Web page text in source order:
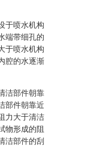
于喷水机构
端带细孔的
于喷水机构
腔的水逐渐
洁部件朝靠
部件朝靠近
力大于清洁
物形成的阻
洁部件的刮